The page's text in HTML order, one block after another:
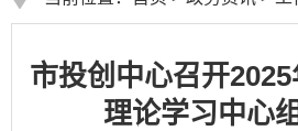
市投创中心召开
理论学习中心